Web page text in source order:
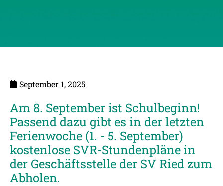
September 1, 2025
Am 8. September ist Schulbeginn!
Passend dazu gibt es in der letzten
Ferienwoche (1. - 5. September)
kostenlose SVR-Stundenpläne in
der Geschäftsstelle der SV Ried zum
Abholen.